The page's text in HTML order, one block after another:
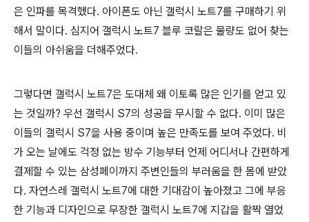
은 인파를 목격했다. 아이폰도 아닌 갤럭시 노트7를 구매하기 위
해서 말이다. 심지어 갤럭시 노트7 블루 코랄은 물량도 없어 찾는
이들의 아쉬움을 더해주었다.
그렇다면 갤럭시 노트7은 도대체 왜 이토록 많은 인기를 얻고 있
는 것일까? 우선 갤럭시 S7의 성공을 무시할 수 없다. 이미 많은
이들의 갤럭시 S7을 사용 중이며 높은 만족도를 보여 주었다. 비
가 오는 날에도 걱정 없는 방수 기능부터 언제 어디서나 간편하게
결제할 수 있는 삼성페이까지 주변인들의 부러움을 한 몸에 받았
다. 자연스레 갤럭시 노트7에 대한 기대감이 높아졌고 그에 부응
한 기능과 디자인으로 무장한 갤럭시 노트7에 지갑을 활짝 열었